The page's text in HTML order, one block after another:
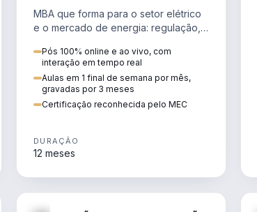
ENERGIA
MBA que forma para o setor elétrico
e o mercado de energia: regulação,
transmissão e revisão tarifária.
Pós 100% online e ao vivo, com
interação em tempo real
Aulas em 1 final de semana por mês,
gravadas por 3 meses
Certificação reconhecida pelo MEC
DURAÇÃO
12 meses